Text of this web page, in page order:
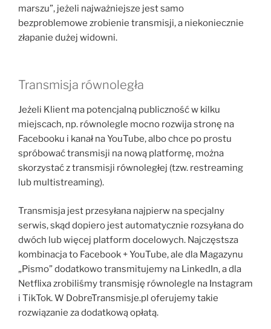
marszu”, jeżeli najważniejsze jest samo
bezproblemowe zrobienie transmisji, a niekoniecznie
złapanie dużej widowni.
Transmisja równoległa
Jeżeli Klient ma potencjalną publiczność w kilku
miejscach, np. równolegle mocno rozwija stronę na
Facebooku i kanał na YouTube, albo chce po prostu
spróbować transmisji na nową platformę, można
skorzystać z transmisji równoległej (tzw. restreaming
lub multistreaming).
Transmisja jest przesyłana najpierw na specjalny
serwis, skąd dopiero jest automatycznie rozsyłana do
dwóch lub więcej platform docelowych. Najczęstsza
kombinacja to Facebook + YouTube, ale dla Magazynu
„Pismo” dodatkowo transmitujemy na LinkedIn, a dla
Netflixa zrobiliśmy transmisję równolegle na Instagram
i TikTok. W DobreTransmisje.pl oferujemy takie
rozwiązanie za dodatkową opłatą.